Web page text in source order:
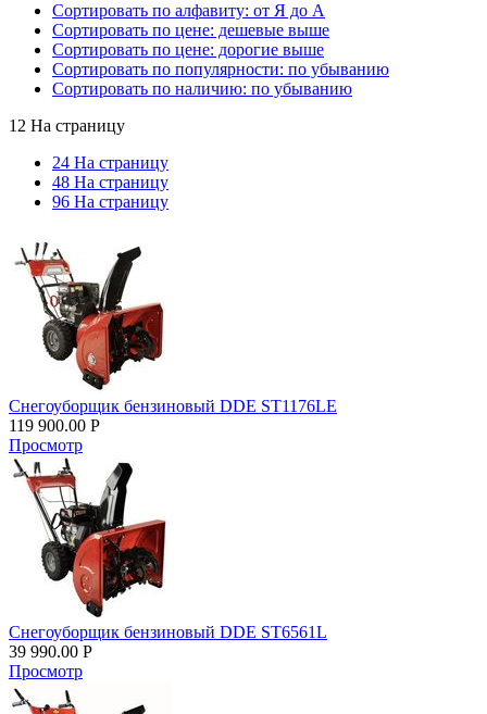
Сортировать по алфавиту: от Я до А
Сортировать по цене: дешевые выше
Сортировать по цене: дорогие выше
Сортировать по популярности: по убыванию
Сортировать по наличию: по убыванию
12 На страницу
24 На страницу
48 На страницу
96 На страницу
Снегоуборщик бензиновый DDE ST1176LE
119 900.00 Р
Просмотр
Снегоуборщик бензиновый DDE ST6561L
39 990.00 Р
Просмотр